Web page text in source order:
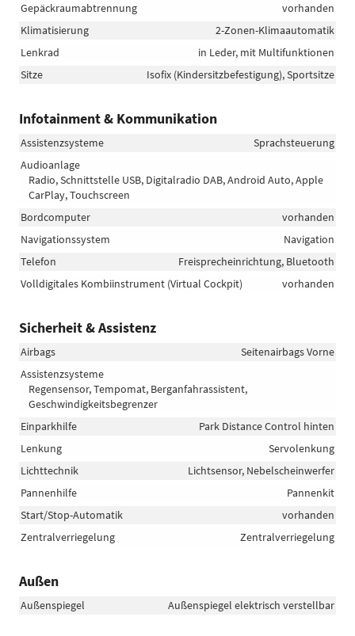
Gepäckraumabtrennung
vorhanden
Klimatisierung
2-Zonen-Klimaautomatik
Lenkrad
in Leder, mit Multifunktionen
Sitze
Isofix (Kindersitzbefestigung), Sportsitze
Infotainment & Kommunikation
Assistenzsysteme
Sprachsteuerung
Audioanlage
Radio, Schnittstelle USB, Digitalradio DAB, Android Auto, Apple
CarPlay, Touchscreen
Bordcomputer
vorhanden
Navigationssystem
Navigation
Telefon
Freisprecheinrichtung, Bluetooth
Volldigitales Kombiinstrument (Virtual Cockpit)
vorhanden
Sicherheit & Assistenz
Airbags
Seitenairbags Vorne
Assistenzsysteme
Regensensor, Tempomat, Berganfahrassistent,
Geschwindigkeitsbegrenzer
Einparkhilfe
Park Distance Control hinten
Lenkung
Servolenkung
Lichttechnik
Lichtsensor, Nebelscheinwerfer
Pannenhilfe
Pannenkit
Start/Stop-Automatik
vorhanden
Zentralverriegelung
Zentralverriegelung
Außen
Außenspiegel Außenspiegel elektrisch verstellbar